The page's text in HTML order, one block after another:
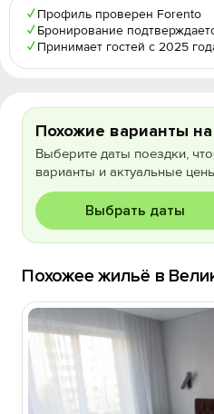
✓ Профиль проверен Forento
✓ Бронирование
✓ Принимает гостей с 2025
Похожие варианты
Выберите даты поездки,
варианты и актуальные
Выбрать даты
Похожее жильё в